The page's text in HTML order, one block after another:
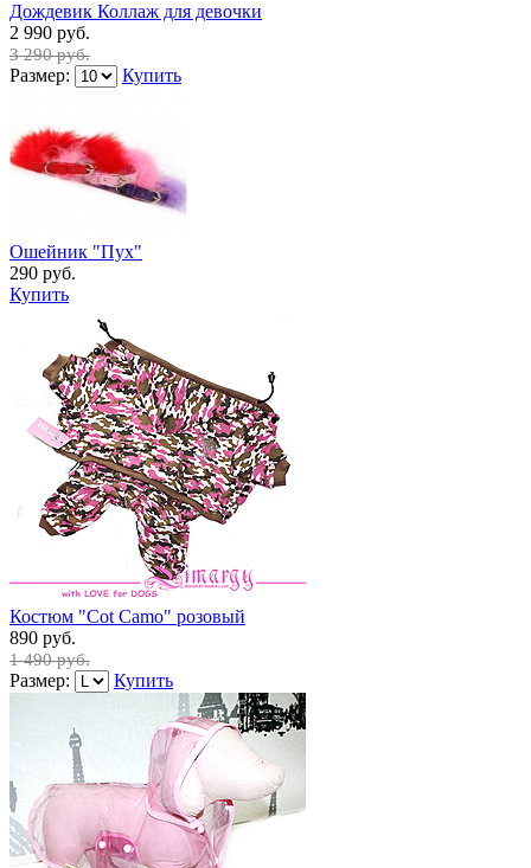
Дождевик Коллаж для девочки
2 990 руб.
3 290 руб.
Размер: Купить
Ошейник "Пух"
290 руб.
Купить
Костюм "Cot Camo" розовый
890 руб.
1 490 руб.
Размер: Купить